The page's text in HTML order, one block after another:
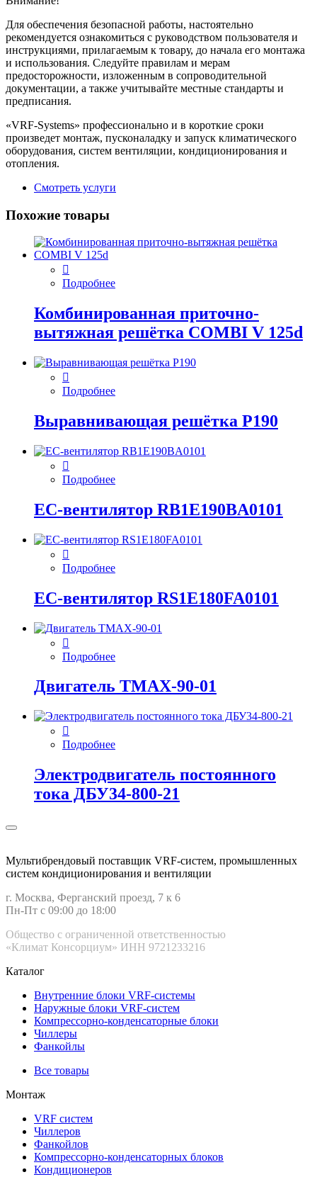
Для обеспечения безопасной работы, настоятельно
рекомендуется ознакомиться с руководством пользователя и
инструкциями, прилагаемым к товару, до начала его монтажа
и использования. Следуйте правилам и мерам
предосторожности, изложенным в сопроводительной
документации, а также учитывайте местные стандарты и
предписания.
«VRF-Systems» профессионально и в короткие сроки
произведет монтаж, пусконаладку и запуск климатического
оборудования, систем вентиляции, кондиционирования и
отопления.
Смотреть услуги
Похожие товары
Подробнее
Комбинированная приточно-
вытяжная решётка COMBI V 125d
Подробнее
Выравнивающая решётка P190
Подробнее
EC-вентилятор RB1E190BA0101
Подробнее
EC-вентилятор RS1E180FA0101
Подробнее
Двигатель ТМАХ-90-01
Подробнее
Электродвигатель постоянного
тока ДБУ34‑800‑21
Мультибрендовый поставщик VRF-cистем, промышленных
систем кондиционирования и вентиляции
г. Москва, Ферганский проезд, 7 к 6
Пн-Пт с 09:00 до 18:00
Общество с ограниченной ответственностью
«Климат Консорциум» ИНН 9721233216
Каталог
Внутренние блоки VRF-cистемы
Наружные блоки VRF-cистем
Компрессорно-конденсаторные блоки
Чиллеры
Фанкойлы
Все товары
Монтаж
VRF систем
Чиллеров
Фанкойлов
Компрессорно-конденсаторных блоков
Кондиционеров